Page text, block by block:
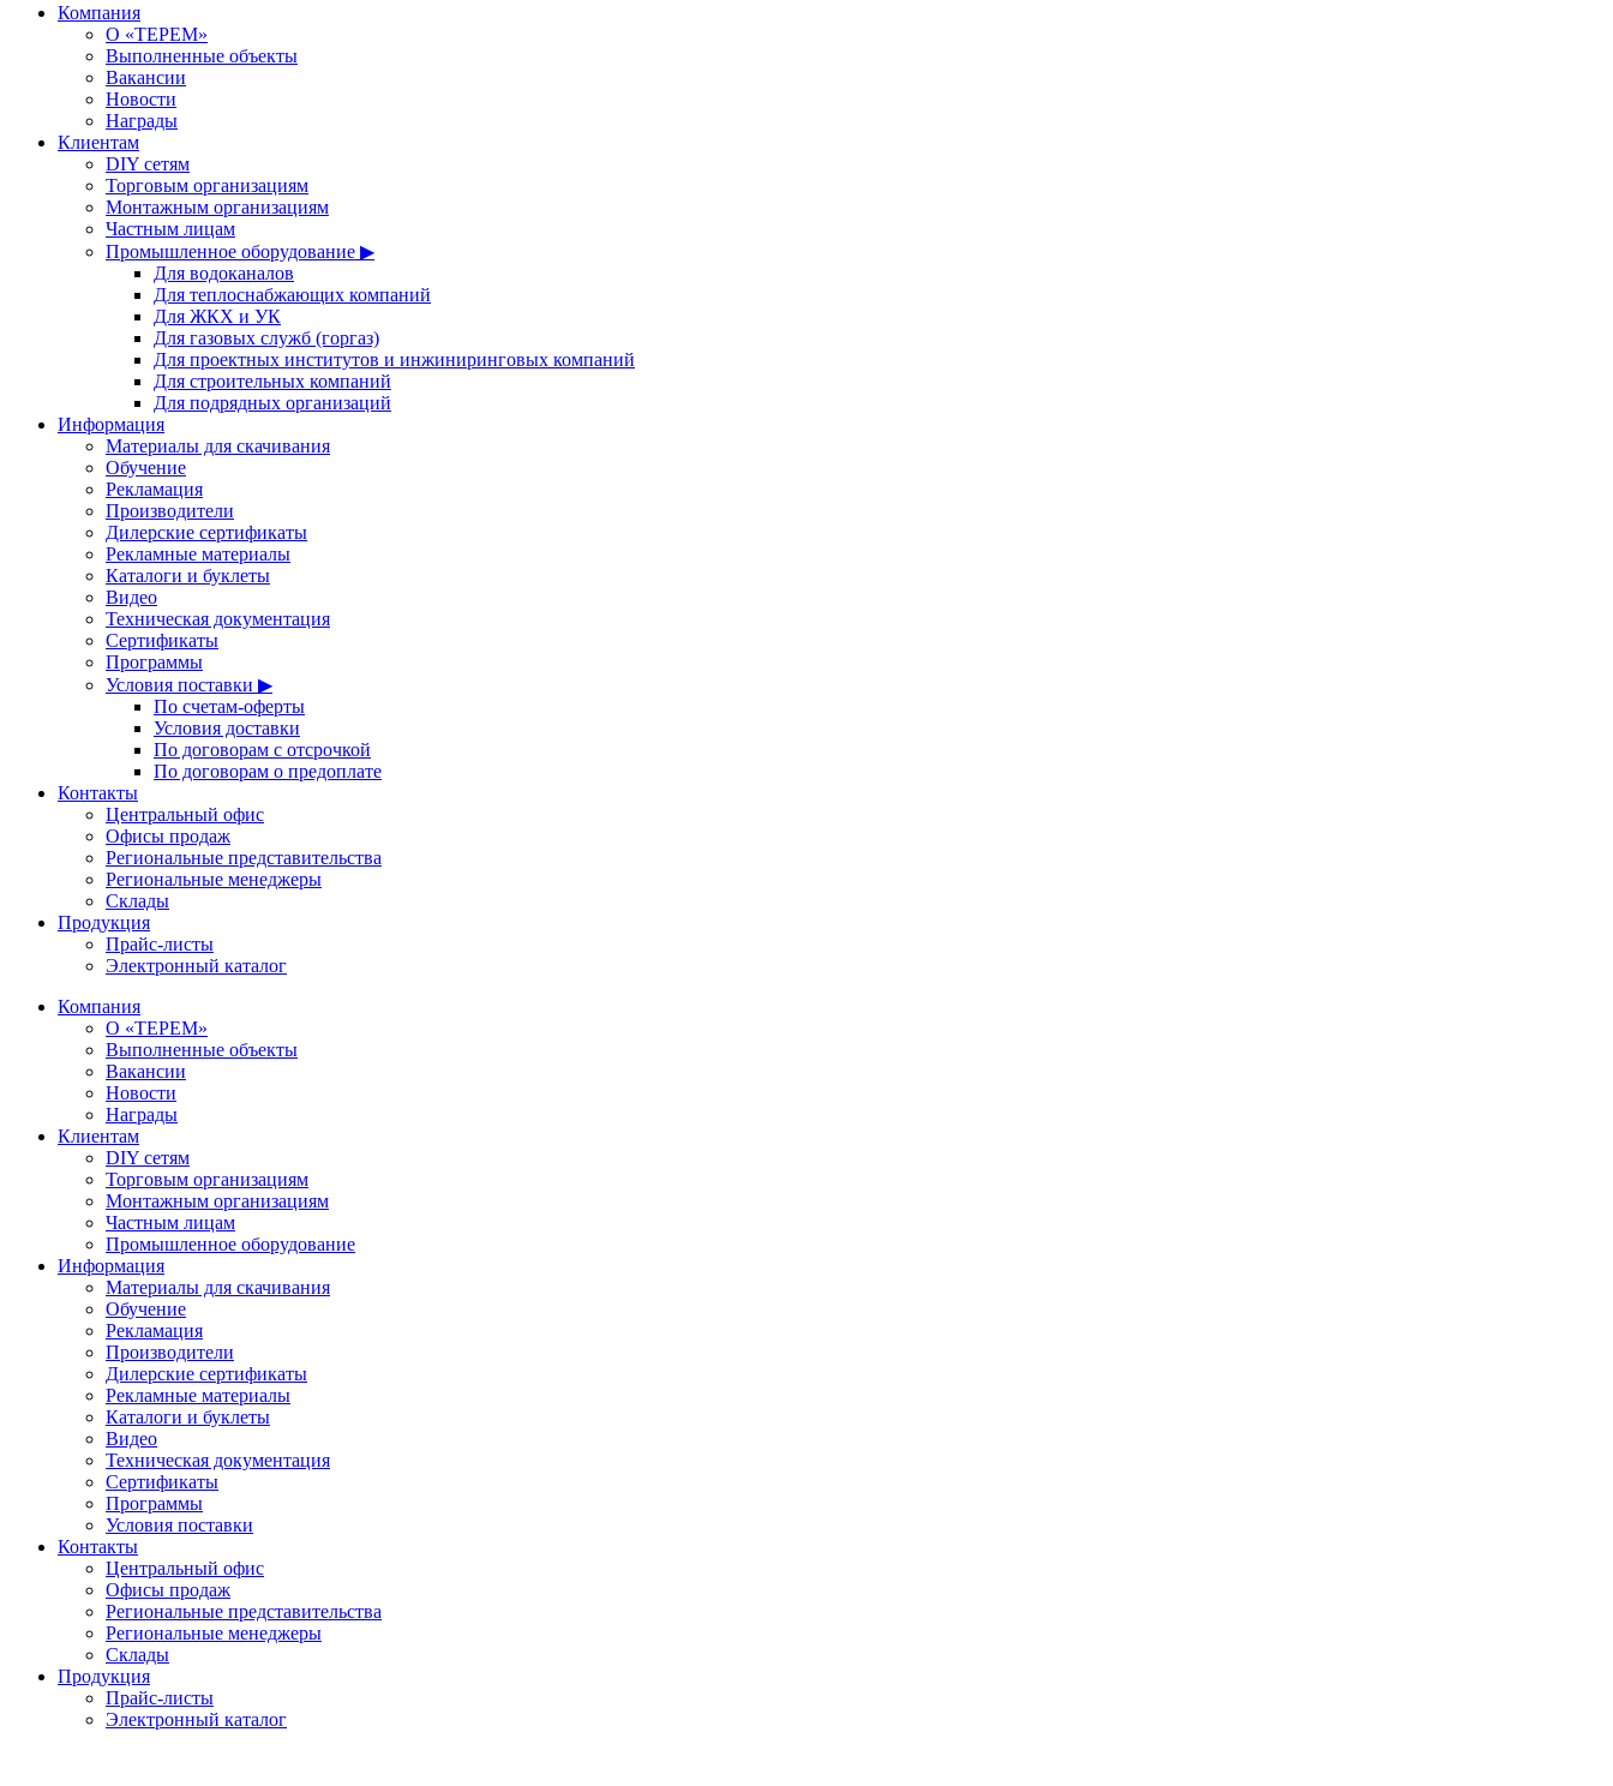
Компания
О «ТЕРЕМ»
Выполненные объекты
Вакансии
Новости
Награды
Клиентам
DIY сетям
Торговым организациям
Монтажным организациям
Частным лицам
Промышленное оборудование ▶
Для водоканалов
Для теплоснабжающих компаний
Для ЖКХ и УК
Для газовых служб (горгаз)
Для проектных институтов и инжиниринговых компаний
Для строительных компаний
Для подрядных организаций
Информация
Материалы для скачивания
Обучение
Рекламация
Производители
Дилерские сертификаты
Рекламные материалы
Каталоги и буклеты
Видео
Техническая документация
Сертификаты
Программы
Условия поставки ▶
По счетам-оферты
Условия доставки
По договорам с отсрочкой
По договорам о предоплате
Контакты
Центральный офис
Офисы продаж
Региональные представительства
Региональные менеджеры
Склады
Продукция
Прайс-листы
Электронный каталог
Компания
О «ТЕРЕМ»
Выполненные объекты
Вакансии
Новости
Награды
Клиентам
DIY сетям
Торговым организациям
Монтажным организациям
Частным лицам
Промышленное оборудование
Информация
Материалы для скачивания
Обучение
Рекламация
Производители
Дилерские сертификаты
Рекламные материалы
Каталоги и буклеты
Видео
Техническая документация
Сертификаты
Программы
Условия поставки
Контакты
Центральный офис
Офисы продаж
Региональные представительства
Региональные менеджеры
Склады
Продукция
Прайс-листы
Электронный каталог